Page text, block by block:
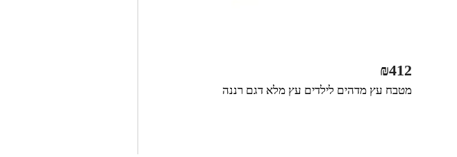
מטבח עץ מדהים לילדים עץ מלא דגם רננה
₪412